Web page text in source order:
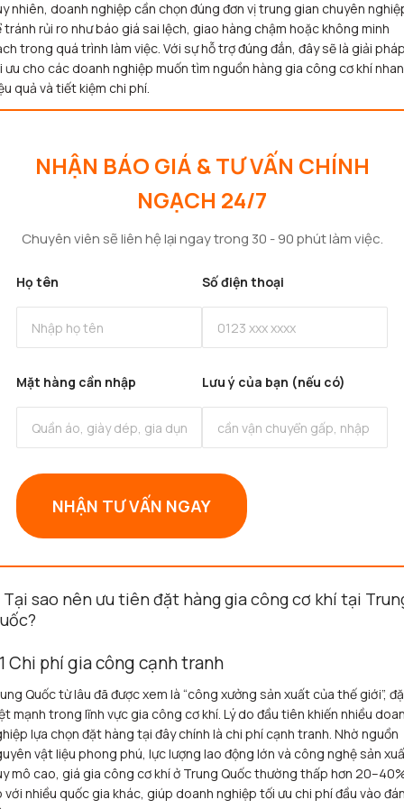
nhiên, doanh nghiệp cần chọn đúng đơn vị trung gian chuyên
tránh rủi ro như báo giá sai lệch, giao hàng chậm hoặc không minh
trong quá trình làm việc. Với sự hỗ trợ đúng đắn, đây sẽ là giải
ưu cho các doanh nghiệp muốn tìm nguồn hàng gia công cơ khí
quả và tiết kiệm chi phí.
NHẬN BÁO GIÁ & TƯ VẤN CHÍNH
NGẠCH 24/7
Chuyên viên sẽ liên hệ lại ngay trong 30 - 90 phút làm việc.
Họ tên Số điện thoại
Mặt hàng cần nhập Lưu ý của bạn (nếu có)
NHẬN TƯ VẤN NGAY
Tại sao nên ưu tiên đặt hàng gia công cơ khí tại
Chi phí gia công cạnh tranh
Quốc từ lâu đã được xem là “công xưởng sản xuất của thế giới”,
mạnh trong lĩnh vực gia công cơ khí. Lý do đầu tiên khiến nhiều
lựa chọn đặt hàng tại đây chính là chi phí cạnh tranh. Nhờ nguồn
vật liệu phong phú, lực lượng lao động lớn và công nghệ sản
mô cao, giá gia công cơ khí ở Trung Quốc thường thấp hơn
với nhiều quốc gia khác, giúp doanh nghiệp tối ưu chi phí đầu vào